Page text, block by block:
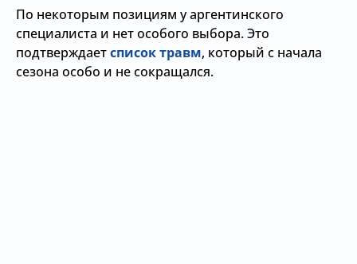
По некоторым позициям у аргентинского
специалиста и нет особого выбора. Это
подтверждаетсписок травм, который с начала
сезона особо и не сокращался.